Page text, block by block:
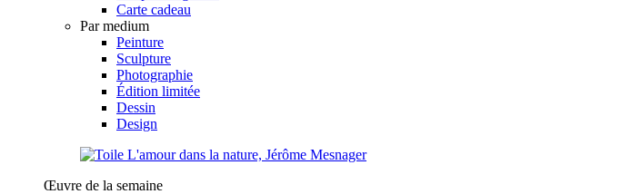
Carte cadeau
Par medium
Peinture
Sculpture
Photographie
Édition limitée
Dessin
Design
Œuvre de la semaine